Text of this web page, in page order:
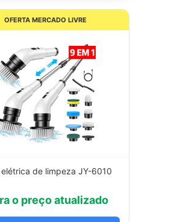
OFERTA MERCADO LIVRE
elétrica de limpeza JY-6010
o preço atualizado